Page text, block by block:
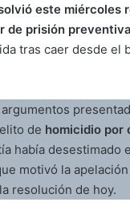
este miércoles
prisión
tras caer desde el
de homicidio por
había
motivó la
resolución de hoy.